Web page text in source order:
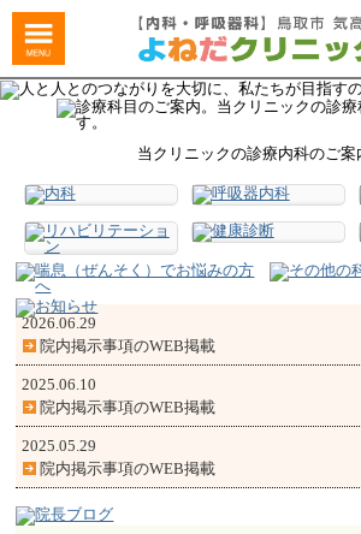
当クリニックの診療内科のご案
2026.06.29
院内掲示事項のWEB掲載
2025.06.10
院内掲示事項のWEB掲載
2025.05.29
院内掲示事項のWEB掲載